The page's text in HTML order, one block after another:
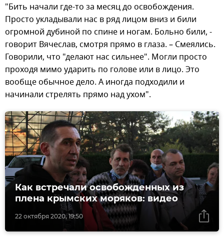
"Бить начали где-то за месяц до освобождения.
Просто укладывали нас в ряд лицом вниз и били
огромной дубиной по спине и ногам. Больно били, -
говорит Вячеслав, смотря прямо в глаза. – Смеялись.
Говорили, что "делают нас сильнее". Могли просто
проходя мимо ударить по голове или в лицо. Это
вообще обычное дело. А иногда подходили и
начинали стрелять прямо над ухом".
22 октября 2020, 19:50
Как встречали освобожденных из
плена крымских моряков: видео